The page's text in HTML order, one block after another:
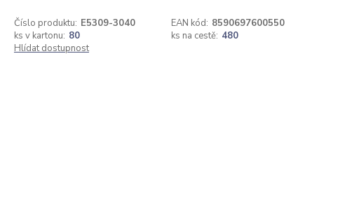
Číslo produktu: E5309-3040 EAN kód: 8590697600550
ks v kartonu: 80 ks na cestě: 480
Hlídat dostupnost